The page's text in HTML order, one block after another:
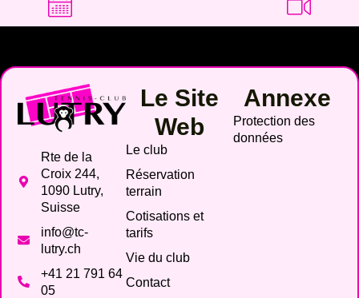
Rte de la
Croix 244,
1090 Lutry,
Suisse
info@tc-
lutry.ch
+41 21 791 64
05
Le Site
Web
Le club
Réservation
terrain
Cotisations et
tarifs
Vie du club
Contact
Annexe
Protection des
données